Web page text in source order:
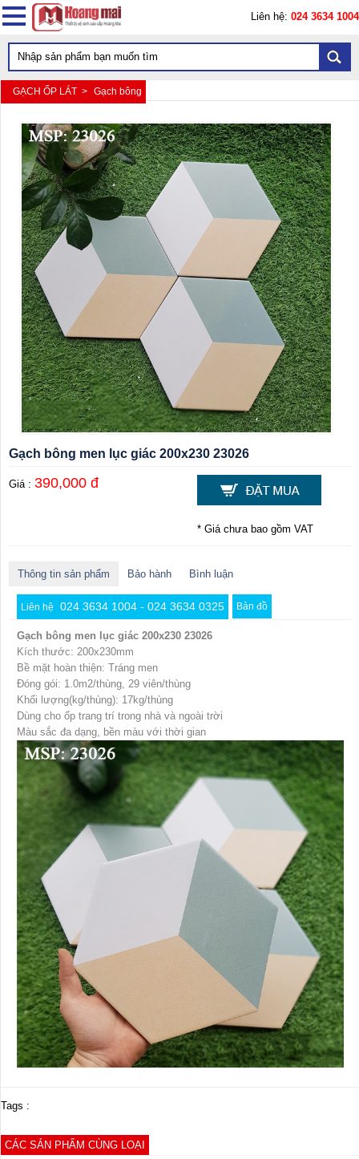
Liên hệ: 024 3634 1004
GẠCH ỐP LÁT > Gạch bông
Gạch bông men lục giác 200x230 23026
Giá : 390,000 đ
* Giá chưa bao gồm VAT
Thông tin sản phẩm Bảo hành Bình luận
Liên hệ 024 3634 1004 - 024 3634 0325 Bản đồ
Gạch bông men lục giác 200x230 23026
Kích thước: 200x230mm
Bề mặt hoàn thiện: Tráng men
Đóng gói: 1.0m2/thùng, 29 viên/thùng
Khối lượng(kg/thùng): 17kg/thùng
Dùng cho ốp trang trí trong nhà và ngoài trời
Màu sắc đa dạng, bền màu với thời gian
Tags :
CÁC SẢN PHẨM CÙNG LOẠI